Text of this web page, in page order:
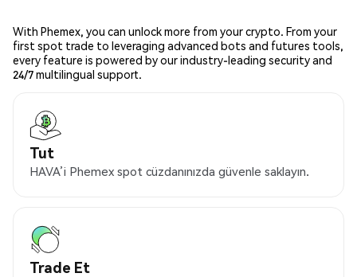
With Phemex, you can unlock more from your crypto. From your
first spot trade to leveraging advanced bots and futures tools,
every feature is powered by our industry-leading security and
24/7 multilingual support.
Tut
HAVA’i Phemex spot cüzdanınızda güvenle saklayın.
Trade Et